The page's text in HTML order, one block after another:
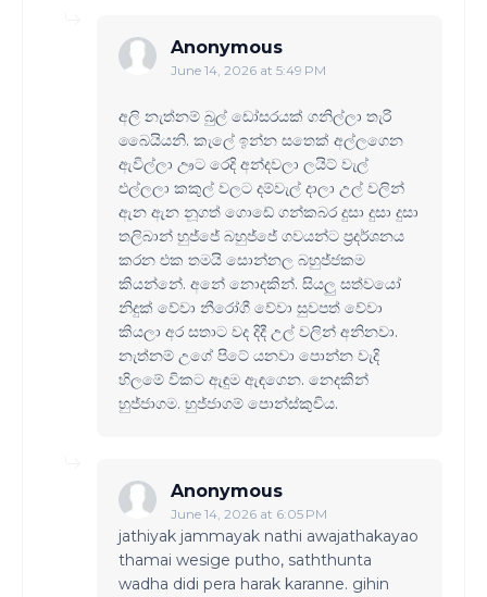
Anonymous
June 14, 2026 at 5:49 PM
අලි නැත්නම් බුල් ඩෝසරයක් ගනිල්ලා තැරි
බෛයියනි. කැලේ ඉන්න සතෙක් අල්ලගෙන
ඇවිල්ලා ඌට රෙදි අන්දවලා ලයිට් වැල්
එල්ලලා කකුල් වලට දම්වැල් දාලා උල් වලින්
ඇන ඇන නූගත් ගොඩේ ගන්කබර දුසා දුසා දුසා
තලිබාන් හුජ්ජේ බහුජ්ජේ ගවයන්ට ප්‍රදර්ශනය
කරන එක තමයි සොන්නල බහුජ්ජකම
කියන්නේ. අනේ නොදකින්. සියලු සත්වයෝ
නිදුක් වේවා නීරෝගී වේවා සුවපත් වේවා
කියලා අර සතාට වද දිදී උල් වලින් අනිනවා.
නැත්නම් උගේ පිටේ යනවා පොන්න වැදි
හිලමේ විකට ඇඳුම ඇඳගෙන. නෙදකින්
හුජ්ජාගම. හුජ්ජාගම් පොන්ස්කුචිය.
Anonymous
June 14, 2026 at 6:05 PM
jathiyak jammayak nathi awajathakayao
thamai wesige putho, saththunta
wadha didi pera harak karanne. gihin